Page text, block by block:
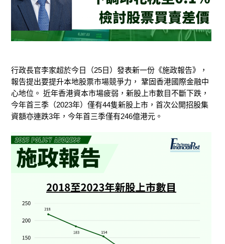
行政長官李家超於今日（25日）發表新一份《施政報告》，
報告提出要提升本地股票市場競爭力， 鞏固香港國際金融中
心地位。 近年香港資本市場疲弱，新股上市數目不斷下跌，
今年首三季（2023年）僅有44隻新股上市，首次公開招股集
資額亦連跌3年，今年首三季僅有246億港元。